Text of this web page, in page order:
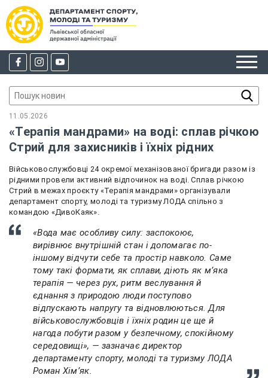
11.05.2026
«Терапія мандрами» на воді: сплав річкою
Стрий для захисників і їхніх рідних
Військовослужбовці 24 окремої механізованої бригади разом із
рідними провели активний відпочинок на воді. Сплав річкою
Стрий в межах проєкту «Терапія мандрами» організували
департамент спорту, молоді та туризму ЛОДА спільно з
командою «ДивоКаяк».
«Вода має особливу силу: заспокоює,
вирівнює внутрішній стан і допомагає по-
іншому відчути себе та простір навколо. Саме
тому такі формати, як сплави, діють як м’яка
терапія — через рух, ритм веслування й
єднання з природою люди поступово
відпускають напругу та відновлюються. Для
військовослужбовців і їхніх родин це ще й
нагода побути разом у безпечному, спокійному
середовищі», — зазначає директор
департаменту спорту, молоді та туризму ЛОДА
Роман Хім’як.